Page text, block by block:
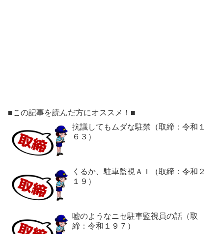
■この記事を読んだ方にオススメ！■
抗議してもムダな駐禁（取締：令和１
６３）
くるか、駐車監視ＡＩ（取締：令和２
１９）
嘘のようなニセ駐車監視員の話（取
締：令和１９７）